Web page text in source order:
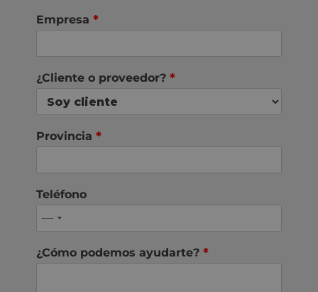
Empresa *
¿Cliente o proveedor? *
Provincia *
Teléfono
¿Cómo podemos ayudarte? *